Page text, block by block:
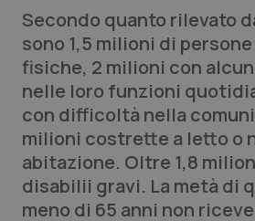
Professionisti Sanitari.AI
Abruzzo
Basilicata
Calabria
Campania
QS Pro Gold
Artrite & artrosi
Asma & BPCO
Car-T
QS Club Newsletter
Secondo quanto rilevato
sono 1,5 milioni di
fisiche, 2 milioni con
nelle loro funzioni
con difficoltà nella
milioni costrette a letto o
abitazione. Oltre 1,8
disabilii gravi. La metà di
meno di 65 anni non